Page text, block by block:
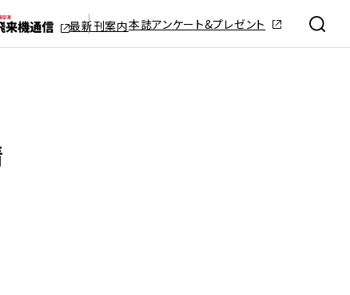
最新刊案内本誌アンケート&プレゼント